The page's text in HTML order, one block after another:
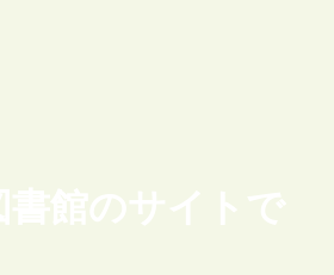
書館のサイトで